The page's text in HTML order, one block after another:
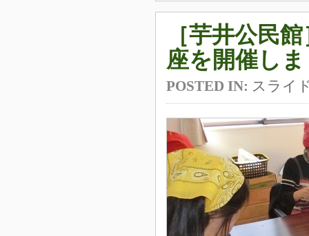
［芋井公民
座を開催し
POSTED IN: スライ